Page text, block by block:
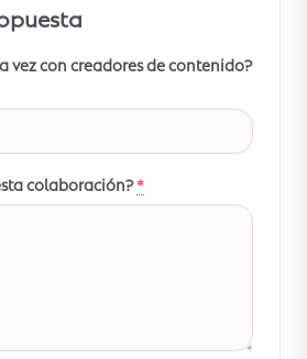
vez con creadores de contenido?
colaboración?*